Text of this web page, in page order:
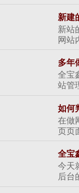
新建
新站
网站
多年
全宝
站管
如何
在做
页页
全宝
今天
后台